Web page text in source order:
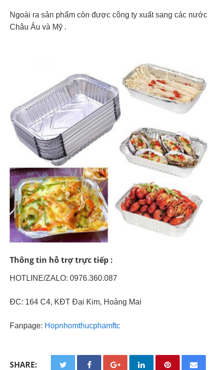
Ngoài ra sản phẩm còn được công ty xuất sang các nước
Châu Âu và Mỹ .
Thông tin hỗ trợ trực tiếp :
HOTLINE/ZALO: 0976.360.087
ĐC: 164 C4, KĐT Đại Kim, Hoàng Mai
Fanpage: Hopnhomthucphamftc
SHARE: